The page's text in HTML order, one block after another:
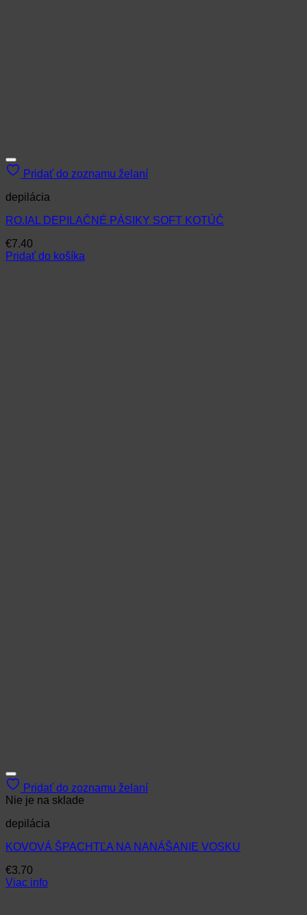
Pridať do zoznamu želaní
depilácia
RO.IAL DEPILAČNÉ PÁSIKY SOFT KOTÚČ
€7.40
Pridať do košíka
Pridať do zoznamu želaní
Nie je na sklade
depilácia
KOVOVÁ ŠPACHTĽA NA NANÁŠANIE VOSKU
€3.70
Viac info